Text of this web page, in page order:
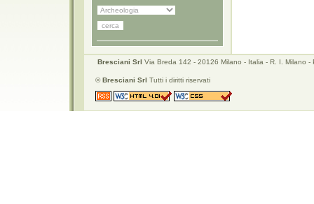
Bresciani Srl Via Breda 142 - 20126 Milano - Italia - R. I. Milano
©Bresciani Srl Tutti i diritti riservati